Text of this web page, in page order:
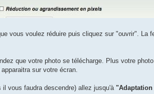
vous voulez réduire puis cliquez sur "ouvrir". La
que votre photo se télécharge. Plus votre
sur votre écran.
vous faudra descendre) allez jusqu'à